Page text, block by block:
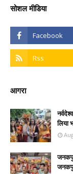
सोशल मीडिया
आगरा
लिया